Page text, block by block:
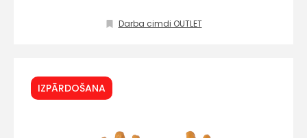
Darba cimdi OUTLET
IZPĀRDOŠANA